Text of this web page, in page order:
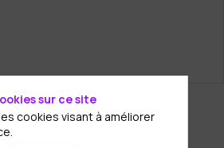
sur ce site
cookies visant à améliorer